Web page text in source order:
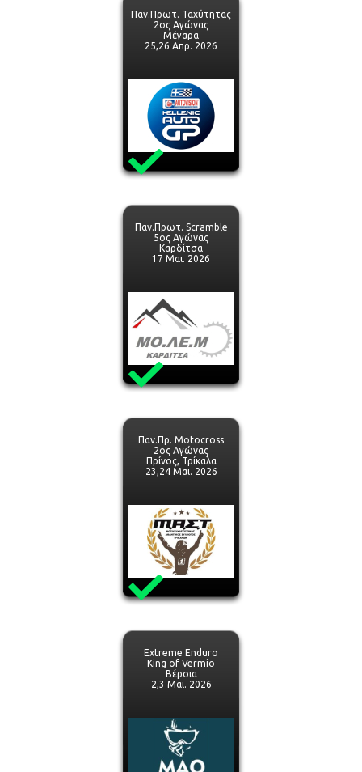
Παν.Πρωτ. Ταχύτητας
2ος Αγώνας
Μέγαρα
25,26 Απρ. 2026
Παν.Πρωτ. Scramble
5ος Αγώνας
Καρδίτσα
17 Μαι. 2026
Παν.Πρ. Motocross
2ος Αγώνας
Πρίνος, Τρίκαλα
23,24 Μαι. 2026
Extreme Enduro
King of Vermio
Βέροια
2,3 Μαι. 2026